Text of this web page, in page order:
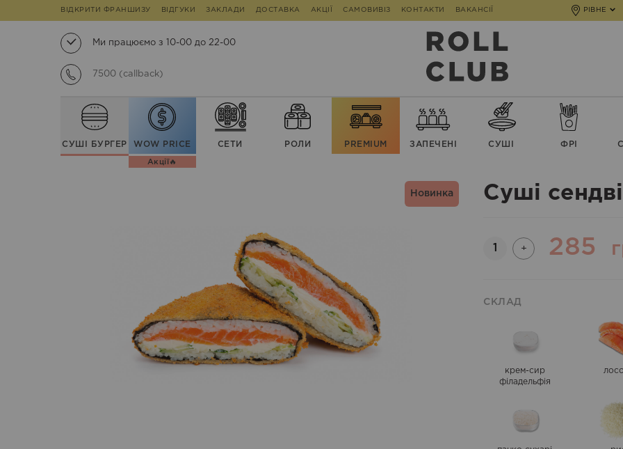
ВІДКРИТИ ФРАНШИЗУ ВІДГУКИ ЗАКЛАДИ ДОСТАВКА АКЦІЇ САМОВИВІЗ КОНТАКТИ ВАКАНСІЇ РІВНЕ
Ми працюємо з 10-00 до 22-00
7500 (callback)
СУШІ БУРГЕР WOW PRICE
Акції🔥
СЕТИ РОЛИ PREMIUM ЗАПЕЧЕНІ СУШІ ФРІ
Новинка Суші
Кількість
+ 285
СКЛАД
крем-сир
філадельфія